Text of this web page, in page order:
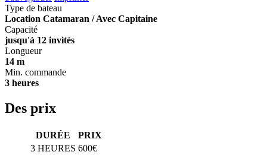
Type de bateau
Location Catamaran / Avec Capitaine
Capacité
jusqu'à 12 invités
Longueur
14 m
Min. commande
3 heures
Des prix
DURÉE
PRIX
3 HEURES 600€